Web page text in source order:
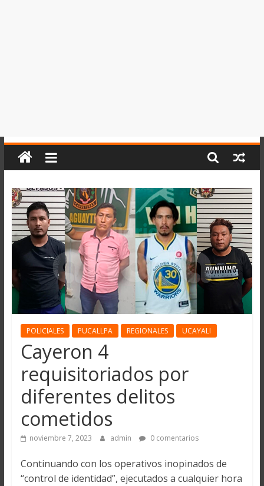
POLICIALES PUCALLPA REGIONALES UCAYALI
Cayeron 4
requisitoriados por
diferentes delitos
cometidos
noviembre 7, 2023 admin 0 comentarios
Continuando con los operativos inopinados de
“control de identidad”, ejecutados a cualquier hora